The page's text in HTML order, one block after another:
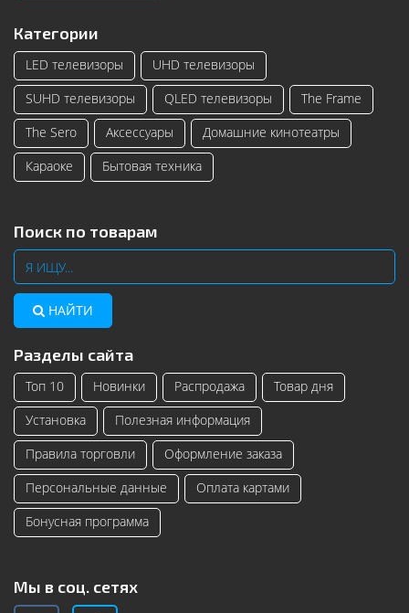
Категории
LED телевизоры
UHD телевизоры
SUHD телевизоры
QLED телевизоры
The Frame
The Sero
Аксессуары
Домашние кинотеатры
Караоке
Бытовая техника
Поиск по товарам
НАЙТИ
Разделы сайта
Топ 10 Новинки Распродажа
Товар дня
Установка
Полезная информация
Правила торговли
Оформление заказа
Персональные данные
Оплата картами
Бонусная программа
Мы в соц. сетях